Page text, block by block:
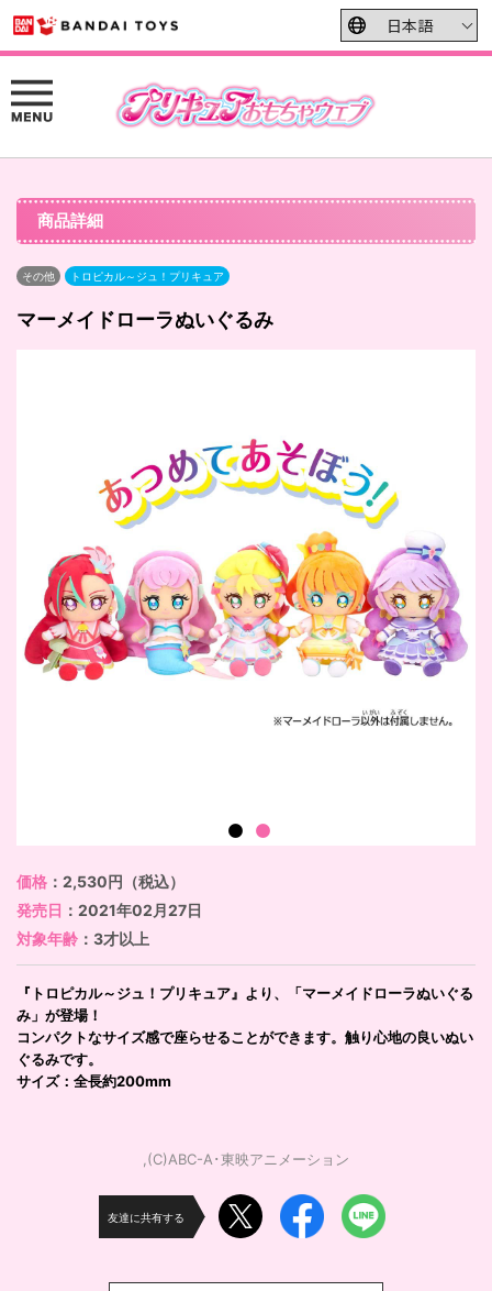
商品詳細
その他 トロピカル～ジュ！プリキュア
マーメイドローラぬいぐるみ
価格 ：2,530円（税込）
発売日 ：2021年02月27日
対象年齢 ：3才以上
『トロピカル～ジュ！プリキュア』より、「マーメイドローラぬいぐる
み」が登場！
コンパクトなサイズ感で座らせることができます。触り心地の良いぬい
ぐるみです。
サイズ：全長約200mm
,(C)ABC-A･東映アニメーション
友達に共有する